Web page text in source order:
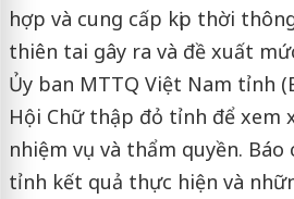
hợp và cung cấp kịp thời
thiên tai gây ra và đề xuất
Ủy ban MTTQ Việt Nam tỉnh
Hội Chữ thập đỏ tỉnh để xem
nhiệm vụ và thẩm quyền. Báo
tỉnh kết quả thực hiện và